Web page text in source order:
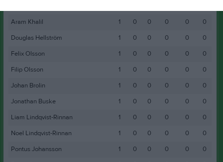
Aram Khalil
1 0 0 0 0
0
Douglas Hellström
1 0 0 0 0
0
Felix Olsson
1 0 0 0 0
0
Filip Olsson
1 0 0 0 0
0
Johan Brolin
1 0 0 0 0
0
Jonathan Buske
1 0 0 0 0
0
Liam Lindqvist-Rinnan
1 0 0 0 0
0
Noel Lindqvist-Rinnan
1 0 0 0 0
0
Pontus Johansson
1 0 0 0 0
0